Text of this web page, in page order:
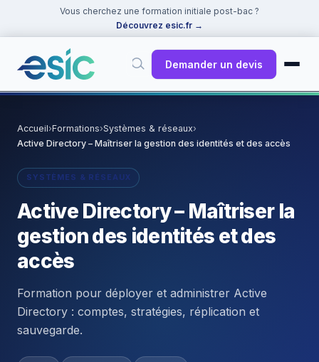
Vous cherchez une formation initiale post-bac ?
Découvrez esic.fr →
Demander un devis
Docker
Accueil›Formations›Systèmes & réseaux›
Active Directory – Maîtriser la gestion des identités et des accès
SYSTÈMES & RÉSEAUX
Active Directory – Maîtriser la
gestion des identités et des
accès
Formation pour déployer et administrer Active
Directory : comptes, stratégies, réplication et
sauvegarde.